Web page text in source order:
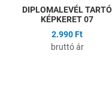
DIPLOMALEVÉL TARTÓ
KÉPKERET 07
2.990 Ft
bruttó ár